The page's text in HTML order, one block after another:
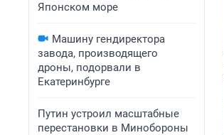
Японском море
Машину гендиректора
завода, производящего
дроны, подорвали в
Екатеринбурге
Путин устроил масштабные
перестановки в Минобороны